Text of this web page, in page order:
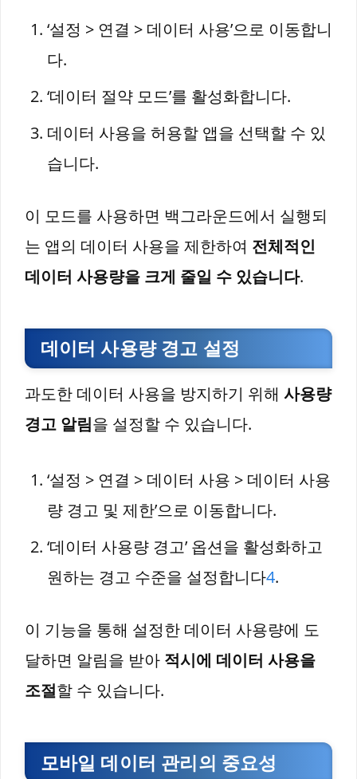
‘설정 > 연결 > 데이터 사용’으로 이동합니
다.
‘데이터 절약 모드’를 활성화합니다.
데이터 사용을 허용할 앱을 선택할 수 있
습니다.
이 모드를 사용하면 백그라운드에서 실행되
는 앱의 데이터 사용을 제한하여 전체적인
데이터 사용량을 크게 줄일 수 있습니다.
데이터 사용량 경고 설정
과도한 데이터 사용을 방지하기 위해 사용량
경고 알림을 설정할 수 있습니다.
‘설정 > 연결 > 데이터 사용 > 데이터 사용
량 경고 및 제한’으로 이동합니다.
‘데이터 사용량 경고’ 옵션을 활성화하고
원하는 경고 수준을 설정합니다4.
이 기능을 통해 설정한 데이터 사용량에 도
달하면 알림을 받아 적시에 데이터 사용을
조절할 수 있습니다.
모바일 데이터 관리의 중요성